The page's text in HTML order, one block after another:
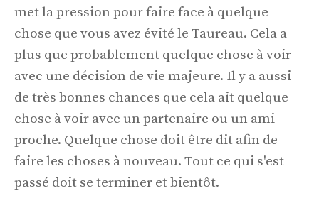
met la pression pour faire face à quelque
chose que vous avez évité le Taureau. Cela a
plus que probablement quelque chose à voir
avec une décision de vie majeure. Il y a aussi
de très bonnes chances que cela ait quelque
chose à voir avec un partenaire ou un ami
proche. Quelque chose doit être dit afin de
faire les choses à nouveau. Tout ce qui s'est
passé doit se terminer et bientôt.